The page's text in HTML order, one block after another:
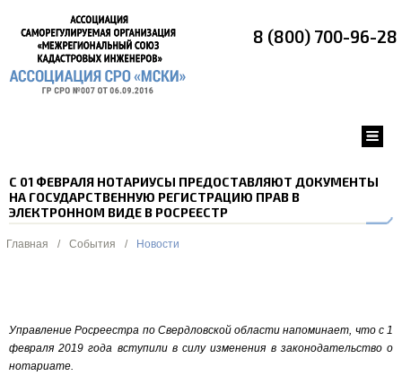
8 (800) 700-96-28
С 01 ФЕВРАЛЯ НОТАРИУСЫ ПРЕДОСТАВЛЯЮТ ДОКУМЕНТЫ
НА ГОСУДАРСТВЕННУЮ РЕГИСТРАЦИЮ ПРАВ В
ЭЛЕКТРОННОМ ВИДЕ В РОСРЕЕСТР
Главная / События / Новости
Управление Росреестра по Свердловской области напоминает, что с 1
февраля 2019 года вступили в силу изменения в законодательство о
нотариате.